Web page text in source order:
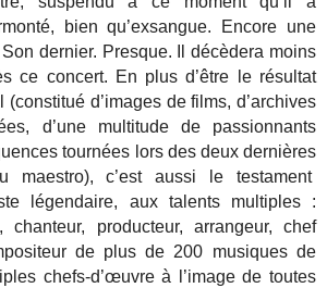
bien qu’exsangue. Encore une
dernier. Presque. Il décèdera moins
ce concert. En plus d’être le résultat
(constitué d’images de films, d’archives
d’une multitude de passionnants
tournées lors des deux dernières
maestro), c’est aussi le testament
légendaire, aux talents multiples :
chanteur, producteur, arrangeur, chef
de plus de 200 musiques de
chefs-d’œuvre à l’image de toutes